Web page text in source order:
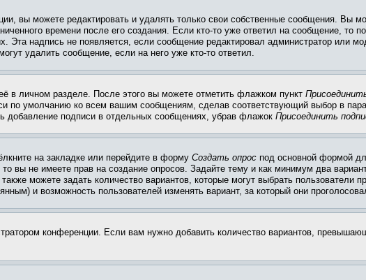
вы можете редактировать и удалять только свои собственные сообщения. Вы
времени после его создания. Если кто-то уже ответил на сообщение, то
Эта надпись не появляется, если сообщение редактировал администратор или
удалить сообщение, если на него уже кто-то ответил.
в личном разделе. После этого вы можете отметить флажком пункт
по умолчанию ко всем вашим сообщениям, сделав соответствующий выбор в
добавление подписи в отдельных сообщениях, убрав флажок Присоединить
на закладке или перейдите в форму Создать опрос под основной формой
вы не имеете прав на создание опросов. Задайте тему и как минимум два
можете задать количество вариантов, которые могут выбрать пользователи
и возможность пользователей изменять вариант, за который они
конференции. Если вам нужно добавить количество вариантов,